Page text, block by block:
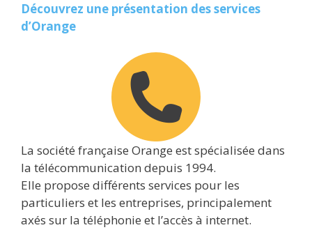
Découvrez une présentation des services
d’Orange
La société française Orange est spécialisée dans
la télécommunication depuis 1994.
Elle propose différents services pour les
particuliers et les entreprises, principalement
axés sur la téléphonie et l’accès à internet.